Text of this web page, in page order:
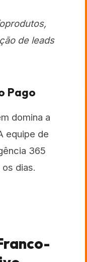
de leads
Pago
domina a
equipe de
365
dias.